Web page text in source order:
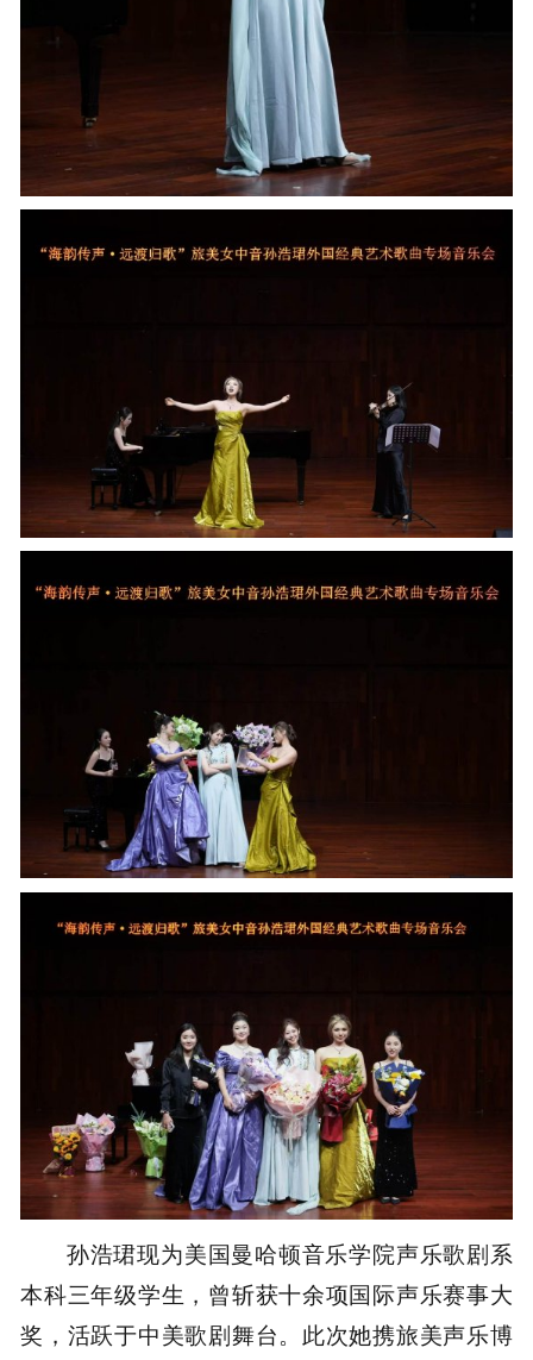
孙浩珺现为美国曼哈顿音乐学院声乐歌剧系
本科三年级学生，曾斩获十余项国际声乐赛事大
奖，活跃于中美歌剧舞台。此次她携旅美声乐博